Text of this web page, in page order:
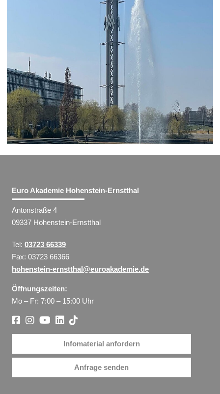
Euro Akademie Hohenstein-Ernstthal
Antonstraße 4
09337 Hohenstein-Ernstthal
Tel:03723 66339
Fax: 03723 66366
hohenstein-ernstthal@euroakademie.de
Öffnungszeiten:
Mo – Fr: 7:00 – 15:00 Uhr
Infomaterial anfordern
Anfrage senden